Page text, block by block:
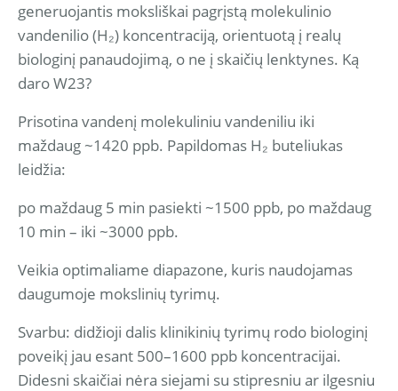
generuojantis moksliškai pagrįstą molekulinio
vandenilio (H₂) koncentraciją, orientuotą į realų
biologinį panaudojimą, o ne į skaičių lenktynes. Ką
daro W23?
Prisotina vandenį molekuliniu vandeniliu iki
maždaug ~1420 ppb. Papildomas H₂ buteliukas
leidžia:
po maždaug 5 min pasiekti ~1500 ppb, po maždaug
10 min – iki ~3000 ppb.
Veikia optimaliame diapazone, kuris naudojamas
daugumoje mokslinių tyrimų.
Svarbu: didžioji dalis klinikinių tyrimų rodo biologinį
poveikį jau esant 500–1600 ppb koncentracijai.
Didesni skaičiai nėra siejami su stipresniu ar ilgesniu